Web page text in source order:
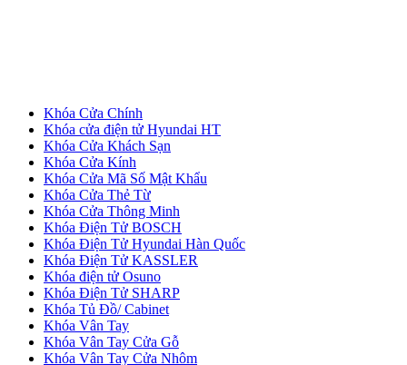
Cửa Gỗ MDF Veneer
Khóa Cửa Chính
Khóa cửa điện tử Hyundai HT
Khóa Cửa Khách Sạn
Khóa Cửa Kính
Khóa Cửa Mã Số Mật Khẩu
Khóa Cửa Thẻ Từ
Khóa Cửa Thông Minh
Khóa Điện Tử BOSCH
Khóa Điện Tử Hyundai Hàn Quốc
Khóa Điện Tử KASSLER
Khóa điện tử Osuno
Khóa Điện Tử SHARP
Khóa Tủ Đồ/ Cabinet
Khóa Vân Tay
Khóa Vân Tay Cửa Gỗ
Khóa Vân Tay Cửa Nhôm